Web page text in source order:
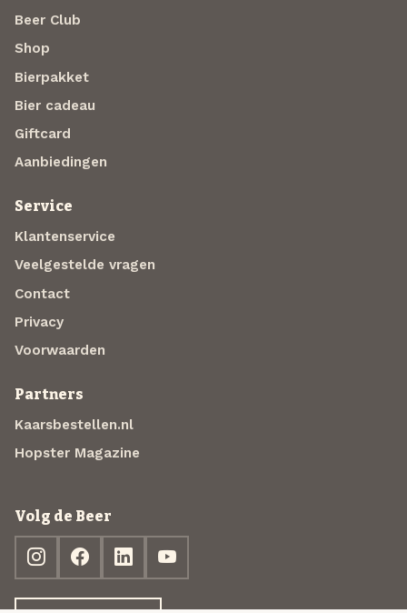
Beer Club
Shop
Bierpakket
Bier cadeau
Giftcard
Aanbiedingen
Service
Klantenservice
Veelgestelde vragen
Contact
Privacy
Voorwaarden
Partners
Kaarsbestellen.nl
Hopster Magazine
Volg de Beer